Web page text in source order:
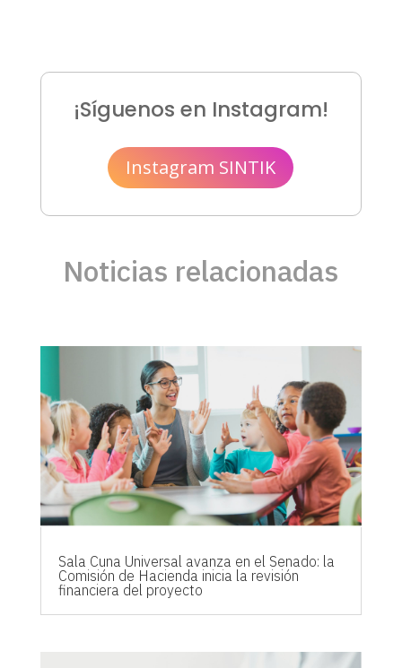
¡Síguenos en Instagram!
Instagram SINTIK
Noticias relacionadas
Sala Cuna Universal avanza en el Senado: la
Comisión de Hacienda inicia la revisión
financiera del proyecto